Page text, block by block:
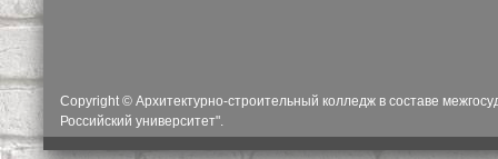
Copyright © Архитектурно-строительный колледж в составе
Российский университет".